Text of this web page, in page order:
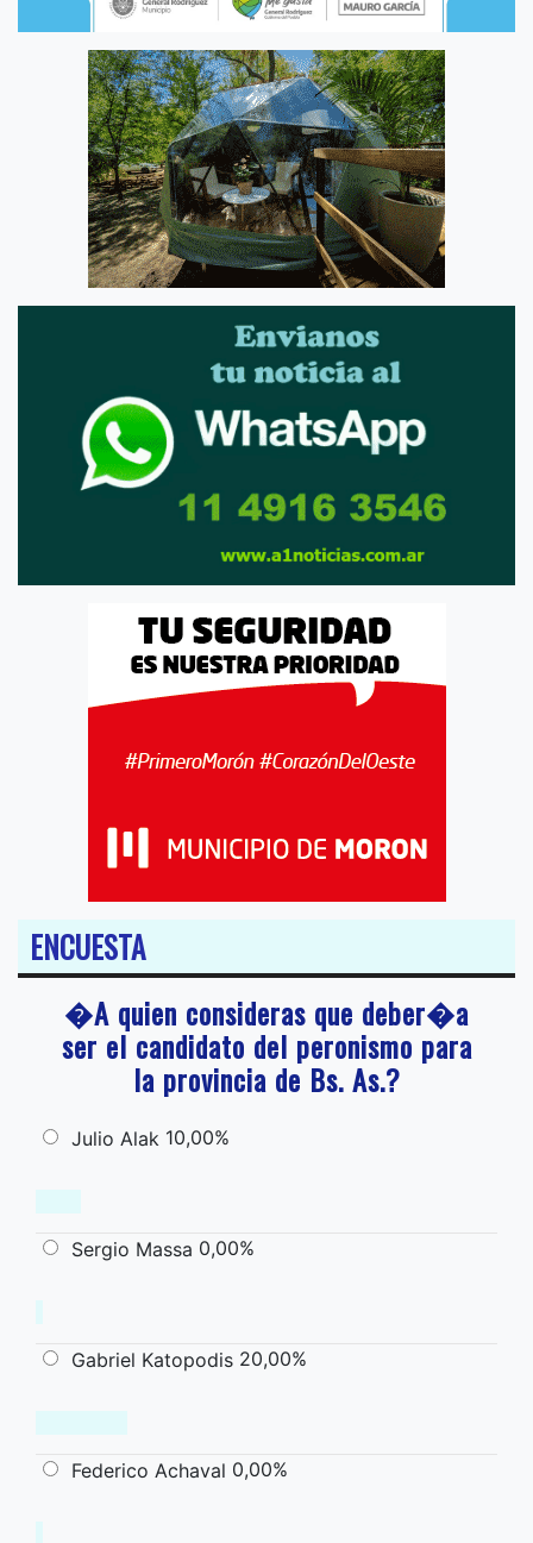
ENCUESTA
�A quien consideras que deber�a
ser el candidato del peronismo para
la provincia de Bs. As.?
Julio Alak 10,00%
Sergio Massa 0,00%
Gabriel Katopodis 20,00%
Federico Achaval 0,00%